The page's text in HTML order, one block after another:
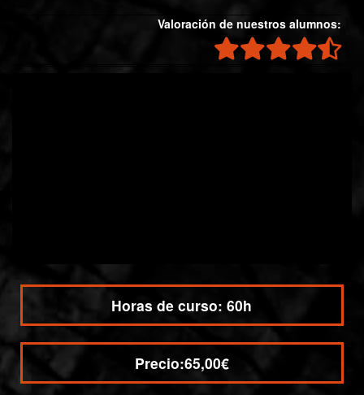
Horas de curso:60h
Precio:65,00€